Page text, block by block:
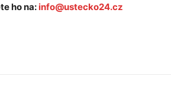
ho na: info@ustecko24.cz